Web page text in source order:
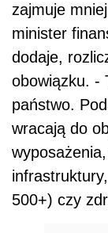
zajmuje
minister
dodaje,
obowiązku. -
państwo.
wracają do
500+) czy